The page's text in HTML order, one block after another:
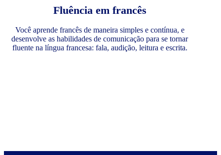
Fluência em francês
Você aprende francês de maneira simples e contínua, e
desenvolve as habilidades de comunicação para se tornar
fluente na língua francesa: fala, audição, leitura e escrita.